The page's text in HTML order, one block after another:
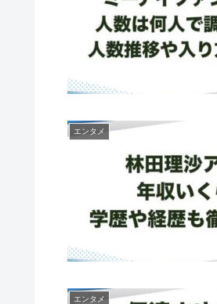
エンタメ
エンタメ